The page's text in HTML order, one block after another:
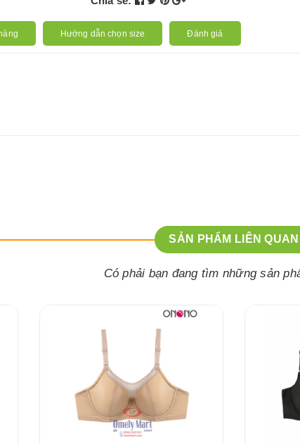
Hướng dẫn chọn size Đánh giá
SẢN PHẨM LIÊN QUAN
Có phải bạn đang tìm những sản